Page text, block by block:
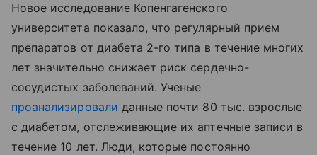
Новое исследование Копенгагенского
университета показало, что регулярный прием
препаратов от диабета 2-го типа в течение многих
лет значительно снижает риск сердечно-
сосудистых заболеваний. Ученые
проанализировали данные почти 80 тыс. взрослые
с диабетом, отслеживающие их аптечные записи в
течение 10 лет. Люди, которые постоянно